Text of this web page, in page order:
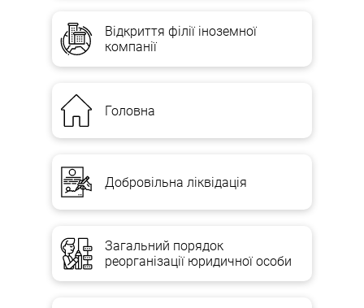
Відкриття філії іноземної
компанії
Головна
Добровільна ліквідація
Загальний порядок
реорганізації юридичної особи